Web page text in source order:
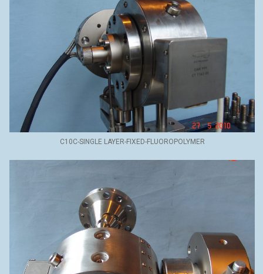
C10C-SINGLE LAYER-FIXED-FLUOROPOLYMER